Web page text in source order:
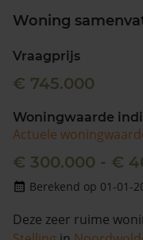
Woning
Vraagprijs
€ 745.000
Woningwaarde
Actuele
€ 300.000 - €
Berekend op 01-01-
Deze zeer ruime